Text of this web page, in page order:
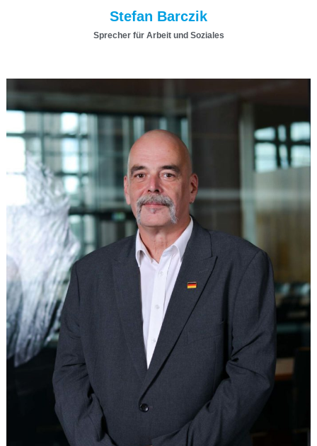
Stefan Barczik
Sprecher für Arbeit und Soziales